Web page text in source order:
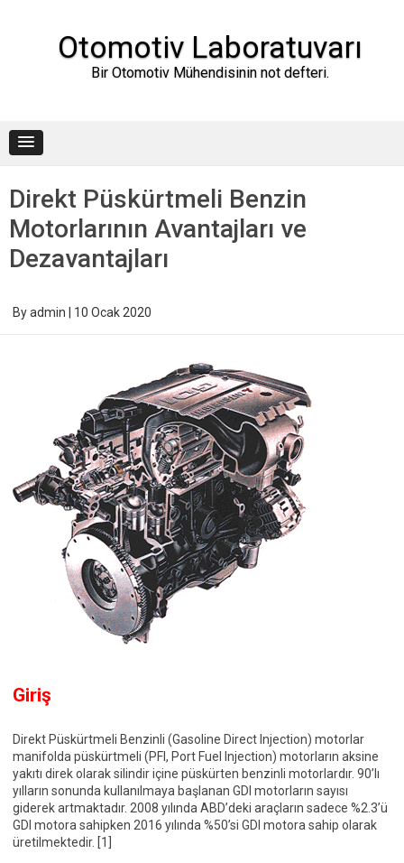
Otomotiv Laboratuvarı
Bir Otomotiv Mühendisinin not defteri.
Direkt Püskürtmeli Benzin
Motorlarının Avantajları ve
Dezavantajları
Byadmin 10 Ocak 2020
Giriş
Direkt Püskürtmeli Benzinli (Gasoline Direct Injection) motorlar
manifolda püskürtmeli (PFI, Port Fuel Injection) motorların aksine
yakıtı direk olarak silindir içine püskürten benzinli motorlardır. 90’lı
yılların sonunda kullanılmaya başlanan GDI motorların sayısı
giderek artmaktadır. 2008 yılında ABD’deki araçların sadece %2.3’ü
GDI motora sahipken 2016 yılında %50’si GDI motora sahip olarak
üretilmektedir. [1]